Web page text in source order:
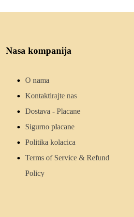
Nasa kompanija
O nama
Kontaktirajte nas
Dostava - Placane
Sigurno placane
Politika kolacica
Terms of Service & Refund
Policy